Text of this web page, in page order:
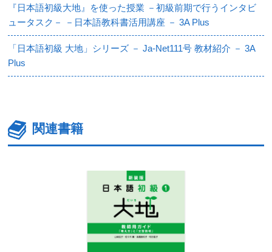
『日本語初級大地』を使った授業 －初級前期で行うインタビ
ュータスク－ －日本語教科書活用講座 － 3A Plus
「日本語初級 大地」シリーズ － Ja-Net111号 教材紹介 － 3A
Plus
関連書籍